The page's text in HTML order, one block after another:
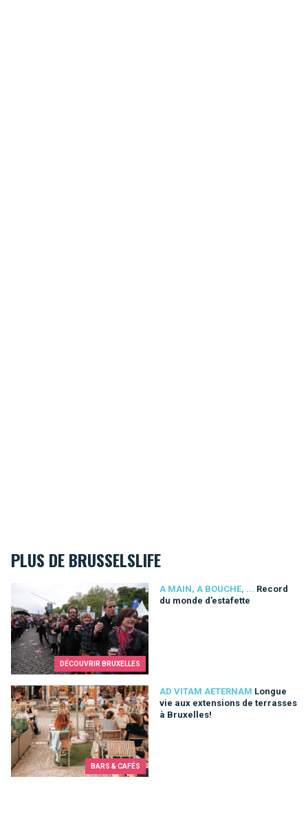
PLUS DE BRUSSELSLIFE
DÉCOUVRIR BRUXELLES
A MAIN, A BOUCHE, ... Record
du monde d’estafette
Record du monde d’estafette
BARS & CAFÉS
AD VITAM AETERNAM Longue
vie aux extensions de terrasses
à Bruxelles!
Longue vie aux extensions de terrasses à Bruxelles!